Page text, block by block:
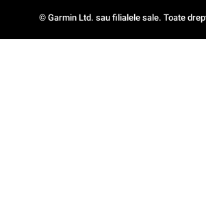
© Garmin Ltd. sau filialele sale. Toate